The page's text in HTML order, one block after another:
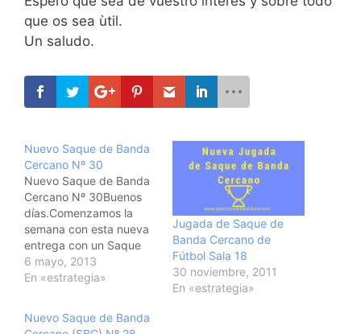
que os sea ùtil.
Un saludo.
Nuevo Saque de Banda
Cercano Nº 30
Nuevo Saque de Banda
Cercano Nº 30Buenos
días.Comenzamos la
semana con esta nueva
entrega con un Saque
de Banda Cercano.Es
una variante màs de las
la semana pasada (SBC
6 mayo, 2013
En «estrategia»
Jugada de Saque de
Banda Cercano de
Fútbol Sala 18
30 noviembre, 2011
En «estrategia»
Nuevo Saque de Banda